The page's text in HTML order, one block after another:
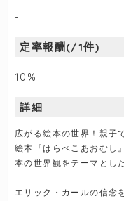
-
定率報酬(/1件)
10%
詳細
広がる絵本の世界！親子
絵本『はらぺこあおむし
本の世界観をテーマとし
エリック・カールの信念